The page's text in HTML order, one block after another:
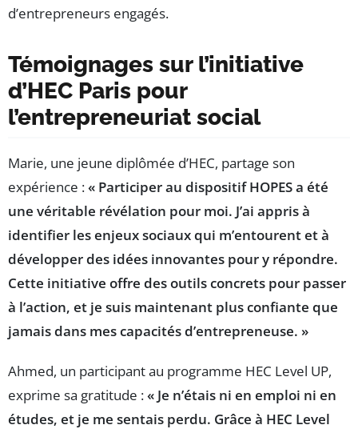
d’entrepreneurs engagés.
Témoignages sur l’initiative
d’HEC Paris pour
l’entrepreneuriat social
Marie, une jeune diplômée d’HEC, partage son
expérience :« Participer au dispositif HOPES a été
une véritable révélation pour moi. J’ai appris à
identifier les enjeux sociaux qui m’entourent et à
développer des idées innovantes pour y répondre.
Cette initiative offre des outils concrets pour passer
à l’action, et je suis maintenant plus confiante que
jamais dans mes capacités d’entrepreneuse. »
Ahmed, un participant au programme HEC Level UP,
exprime sa gratitude :« Je n’étais ni en emploi ni en
études, et je me sentais perdu. Grâce à HEC Level